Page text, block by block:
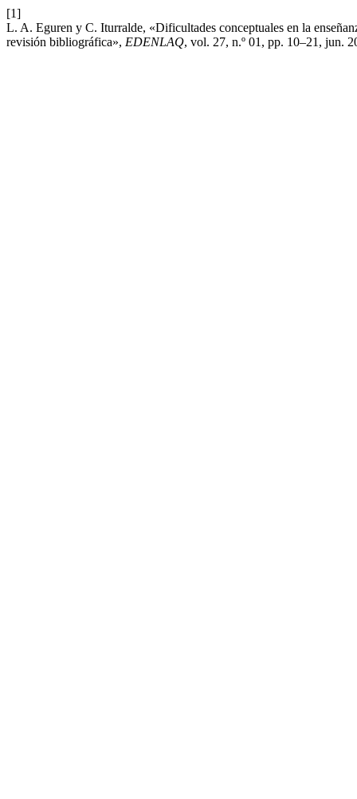
[1]
L. A. Eguren y C. Iturralde, «Dificultades conceptuales en la
revisión bibliográfica», EDENLAQ, vol. 27, n.º 01, pp. 10–21, jun.